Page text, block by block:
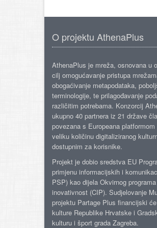
O projektu AthenaPlus
AthenaPlus je mreža, osnovana u
cilj omogućavanje pristupa
obogaćivanje metapodataka,
terminologije, te prilagođavanje
različitim potrebama. Konzorcij
ukupno 40 partnera iz 21 države
povezana s Europeana
veliku količinu digitaliziranog
dostupnim za korisnike.
Projekt je dobio sredstva EU
primjenu informacijskih i
PSP) kao dijela Okvirnog
inovativnost (CIP). Sudjelovanje
projektu Partage Plus financijski
kulture Republike Hrvatske i
kulturu i šport grada Zagreba.